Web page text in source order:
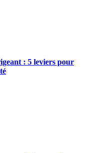
: 5 leviers pour